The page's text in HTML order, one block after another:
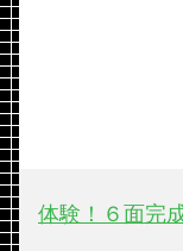
体験！６面完